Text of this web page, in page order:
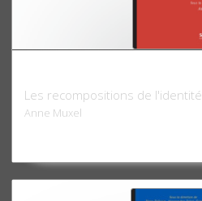
Les recompositions de l'identité
Anne Muxel